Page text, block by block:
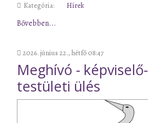
Kategória: Hírek
Bővebben...
2026. június 22., hétfő 08:47
Meghívó - képviselő-
testületi ülés